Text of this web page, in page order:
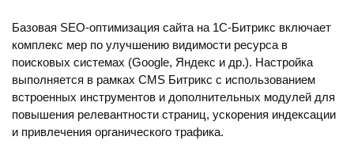
Базовая SEO-оптимизация сайта на 1С-Битрикс включает
комплекс мер по улучшению видимости ресурса в
поисковых системах (Google, Яндекс и др.). Настройка
выполняется в рамках CMS Битрикс с использованием
встроенных инструментов и дополнительных модулей для
повышения релевантности страниц, ускорения индексации
и привлечения органического трафика.